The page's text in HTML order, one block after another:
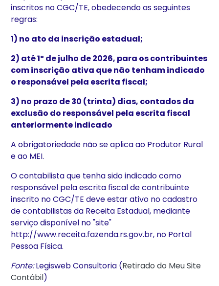
inscritos no CGC/TE, obedecendo as seguintes
regras:
1) no ato da inscrição estadual;
2) até 1º de julho de 2026, para os contribuintes
com inscrição ativa que não tenham indicado
o responsável pela escrita fiscal;
3) no prazo de 30 (trinta) dias, contados da
exclusão do responsável pela escrita fiscal
anteriormente indicado
A obrigatoriedade não se aplica ao Produtor Rural
e ao MEI.
O contabilista que tenha sido indicado como
responsável pela escrita fiscal de contribuinte
inscrito no CGC/TE deve estar ativo no cadastro
de contabilistas da Receita Estadual, mediante
serviço disponível no "site"
http://www.receita.fazenda.rs.gov.br, no Portal
Pessoa Física.
Fonte:Legisweb Consultoria (Retirado do Meu Site
Contábil)